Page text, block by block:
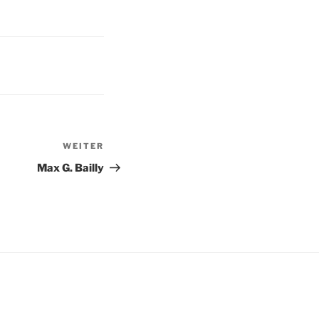
Beitrag
WEITER
Max G. Bailly